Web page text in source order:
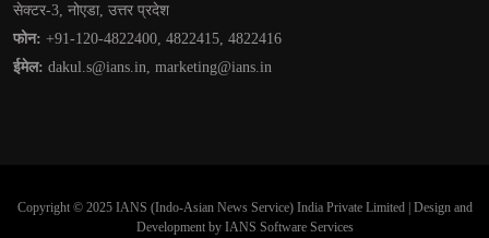
सेक्टर-3, नोएडा, उत्तर प्रदेश
फोन: +91-120-4822400, 4822415, 4822416
ईमेल: dakul.s@ians.in, marketing@ians.in
Copyright © 2025 IANS (Indo-Asian News Service) India Private Limited | Design and
Development by IANS Software Services